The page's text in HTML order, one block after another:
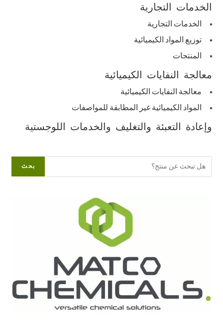
الخدمات التجارية
الخدمات التجارية
توزيع المواد الكيميائية
المنتجات
معالجة النفايات الكيميائية
معالجة النفايات الكيميائية
المواد الكيميائية غير المطابقة للمواصفات
وإعادة التعبئة والتغليف والخدمات اللوجستية
بحث